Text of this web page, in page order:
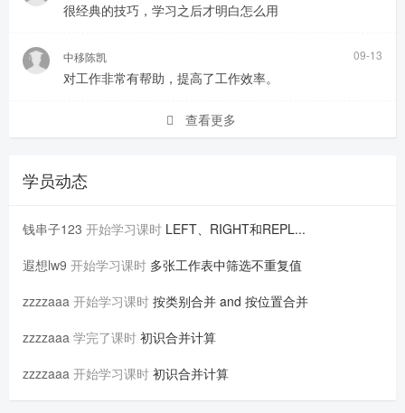
很经典的技巧，学习之后才明白怎么用
中移陈凯 09-13
对工作非常有帮助，提高了工作效率。
查看更多
学员动态
钱串子123 开始学习课时 LEFT、RIGHT和REPL...
遐想lw9 开始学习课时 多张工作表中筛选不重复值
zzzzaaa 开始学习课时 按类别合并 and 按位置合并
zzzzaaa 学完了课时 初识合并计算
zzzzaaa 开始学习课时 初识合并计算